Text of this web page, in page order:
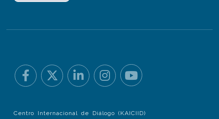
Centro Internacional de Diálogo (KAICIID)